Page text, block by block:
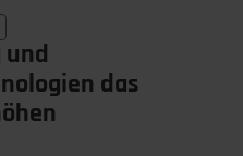
und
das